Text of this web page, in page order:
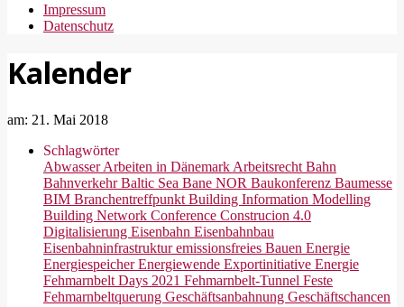
Impressum
Datenschutz
Kalender
am: 21. Mai 2018
Schlagwörter
AbwasserArbeiten in Dänemark Arbeitsrecht Bahn
BahnverkehrBaltic Sea Bane NOR Baukonferenz Baumesse
BIM Branchentreffpunkt Building Information Modelling
Building Network Conference Construcion 4.0
Digitalisierung Eisenbahn Eisenbahnbau
Eisenbahninfrastrukturemissionsfreies Bauen Energie
EnergiespeicherEnergiewende Exportinitiative Energie
Fehmarnbelt Days 2021 Fehmarnbelt-Tunnel Feste
Fehmarnbeltquerung Geschäftsanbahnung Geschäftschancen